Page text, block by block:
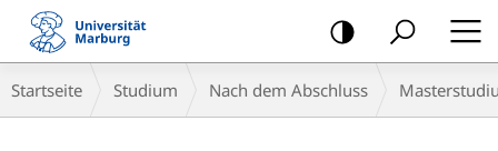
Mobile-
Navigation
Breadcrumb-
Navigation
Startseite Studium Nach dem Abschluss